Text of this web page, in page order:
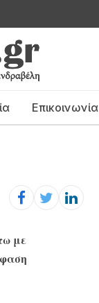
Επικοινωνία
με